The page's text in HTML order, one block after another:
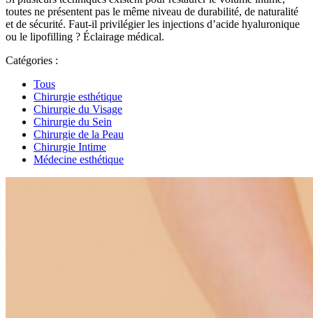
toutes ne présentent pas le même niveau de durabilité, de naturalité
et de sécurité. Faut-il privilégier les injections d’acide hyaluronique
ou le lipofilling ? Éclairage médical.
Catégories :
Tous
Chirurgie esthétique
Chirurgie du Visage
Chirurgie du Sein
Chirurgie de la Peau
Chirurgie Intime
Médecine esthétique